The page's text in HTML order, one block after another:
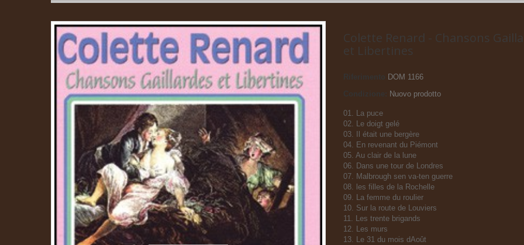
Colette Renard - Chansons
et Libertines
Riferimento
DOM 1166
Nuovo prodotto
01. La puce
02. Le doigt gelé
03. Il était une bergère
04. En revenant du Piémont
05. Au clair de la lune
06. Dans une tour de Londres
07. Malbrough sen va-ten guerre
08. les filles de la Rochelle
09. La femme du roulier
10. Sur la route de Louviers
11. Les trente brigands
12. Les murs
13. Le 31 du mois dAoût